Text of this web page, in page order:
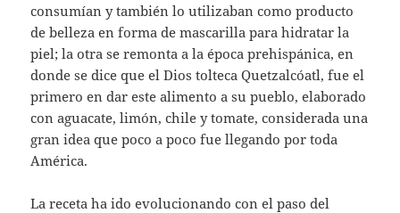
consumían y también lo utilizaban como producto
de belleza en forma de mascarilla para hidratar la
piel; la otra se remonta a la época prehispánica, en
donde se dice que el Dios tolteca Quetzalcóatl, fue el
primero en dar este alimento a su pueblo, elaborado
con aguacate, limón, chile y tomate, considerada una
gran idea que poco a poco fue llegando por toda
América.
La receta ha ido evolucionando con el paso del